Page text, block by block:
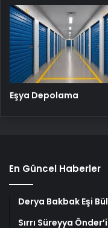
Eşya Depolama
En Güncel Haberler
Derya Bakbak Eşi
Sırrı Süreyya